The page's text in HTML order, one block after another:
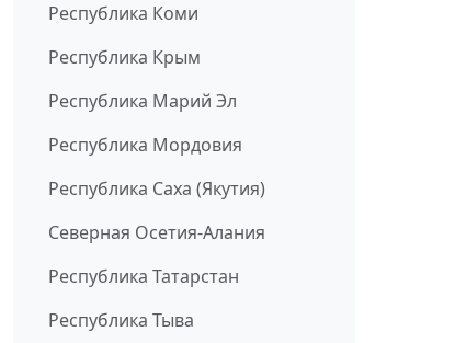
Республика Коми
Республика Крым
Республика Марий Эл
Республика Мордовия
Республика Саха (Якутия)
Северная Осетия-Алания
Республика Татарстан
Республика Тыва